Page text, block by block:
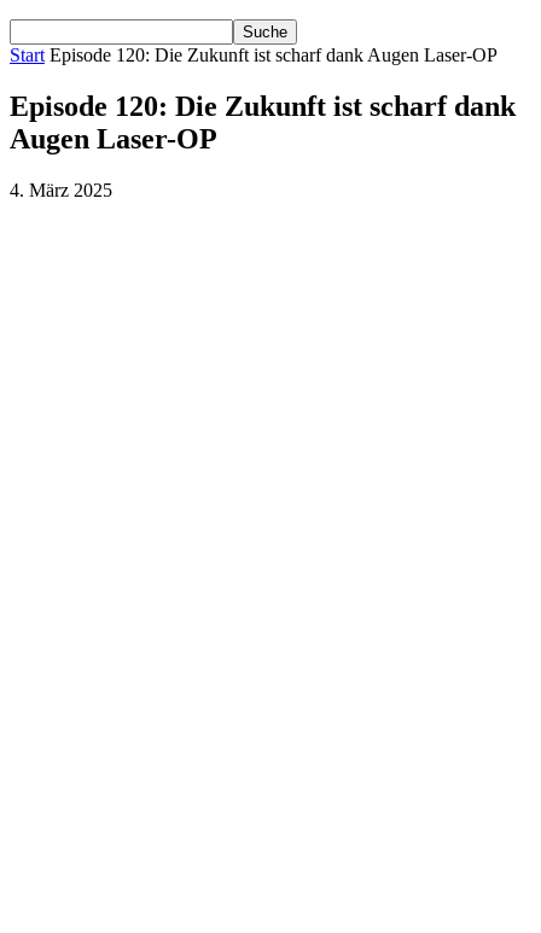
Start Episode 120: Die Zukunft ist scharf dank Augen Laser-OP
Episode 120: Die Zukunft ist scharf dank
Augen Laser-OP
4. März 2025